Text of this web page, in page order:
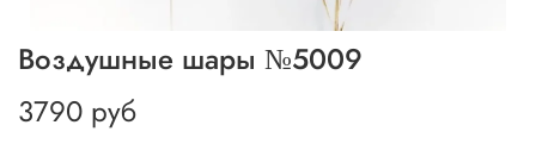
Воздушные шары №5009
3790 руб